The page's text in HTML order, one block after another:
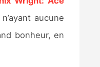
n’ayant aucune
bonheur, en